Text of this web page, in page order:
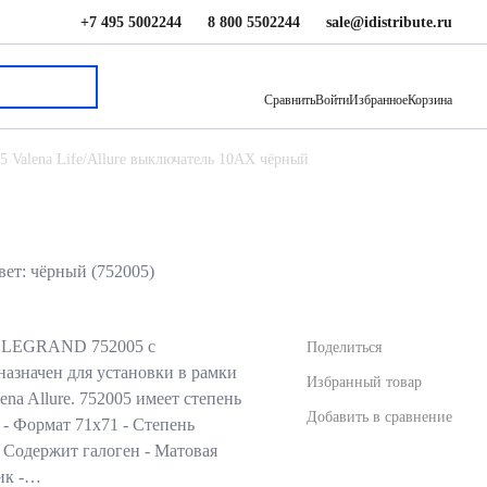
+7 495 5002244 8 800 5502244 sale@idistribute.ru
СравнитьВойтиИзбранноеКорзина
Valena Life/Allure выключатель 10АX чёрный
чёрный (752005)
752005 с
для установки в рамки
Allure. 752005 имеет степень
Формат 71х71 - Степень
галоген - Матовая
-…
Поделиться
Избранный товар
Добавить в сравнение
510.98 ₽